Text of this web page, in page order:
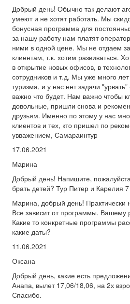
Добрый день! Обычно так делают
умеют и не хотят работать. Мы
бонусная программа для
за нашу работу нам платят
ними в одной цене. Мы не отдаем
клиентам, т.к. хотим развиваться.
в открытие новых офисов, в
сотрудников и т.д. Мы уже много
туризма, и у нас нет задачи
важно что будет. Нам важно чтобы
довольные, пришли снова и
друзьям. Именно по этому у нас
клиентов и тех, кто пришел по
увважением, Самараинтур
17.06.2021
Марина
Добрый день! Напишите,
брать детей? Тур Питер и Карелия
Марина, добрый день! Практически
Все зависит от программы. Вашему
Какие то конкретные программы
какие даты?
11.06.2021
Оксана
Добрый день, какие есть
Анапа, вылет 17,06/18,06, на 2х
Спасибо.